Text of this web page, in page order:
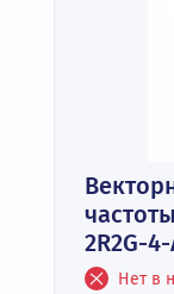
2R2G-4-
Нет в